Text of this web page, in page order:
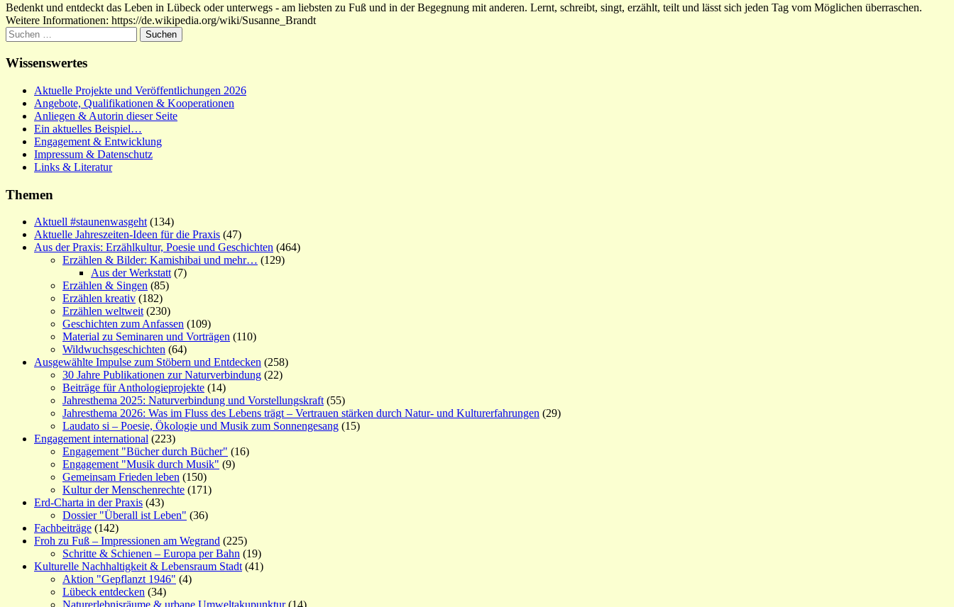
Bedenkt und entdeckt das Leben in Lübeck oder unterwegs - am liebsten zu Fuß und in der Begegnung mit anderen. Lernt, schreibt, singt, erzählt, teilt und lässt sich jeden Tag vom Möglichen überraschen.
Weitere Informationen: https://de.wikipedia.org/wiki/Susanne_Brandt
Suchen
nach:
Wissenswertes
Aktuelle Projekte und Veröffentlichungen 2026
Angebote, Qualifikationen & Kooperationen
Anliegen & Autorin dieser Seite
Ein aktuelles Beispiel…
Engagement & Entwicklung
Impressum & Datenschutz
Links & Literatur
Themen
Aktuell #staunenwasgeht (134)
Aktuelle Jahreszeiten-Ideen für die Praxis (47)
Aus der Praxis: Erzählkultur, Poesie und Geschichten (464)
Erzählen & Bilder: Kamishibai und mehr… (129)
Aus der Werkstatt (7)
Erzählen & Singen (85)
Erzählen kreativ (182)
Erzählen weltweit (230)
Geschichten zum Anfassen (109)
Material zu Seminaren und Vorträgen (110)
Wildwuchsgeschichten (64)
Ausgewählte Impulse zum Stöbern und Entdecken (258)
30 Jahre Publikationen zur Naturverbindung (22)
Beiträge für Anthologieprojekte (14)
Jahresthema 2025: Naturverbindung und Vorstellungskraft (55)
Jahresthema 2026: Was im Fluss des Lebens trägt – Vertrauen stärken durch Natur- und Kulturerfahrungen (29)
Laudato si – Poesie, Ökologie und Musik zum Sonnengesang (15)
Engagement international (223)
Engagement "Bücher durch Bücher" (16)
Engagement "Musik durch Musik" (9)
Gemeinsam Frieden leben (150)
Kultur der Menschenrechte (171)
Erd-Charta in der Praxis (43)
Dossier "Überall ist Leben" (36)
Fachbeiträge (142)
Froh zu Fuß – Impressionen am Wegrand (225)
Schritte & Schienen – Europa per Bahn (19)
Kulturelle Nachhaltigkeit & Lebensraum Stadt (41)
Aktion "Gepflanzt 1946" (4)
Lübeck entdecken (34)